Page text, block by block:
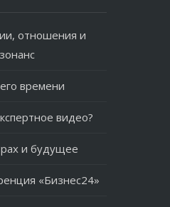
отношения и
времени
видео?
и будущее
«Бизнес24»